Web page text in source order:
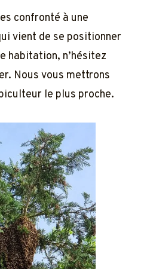
confronté à une
vient de se positionner
habitation, n’hésitez
Nous vous mettrons
le plus proche.